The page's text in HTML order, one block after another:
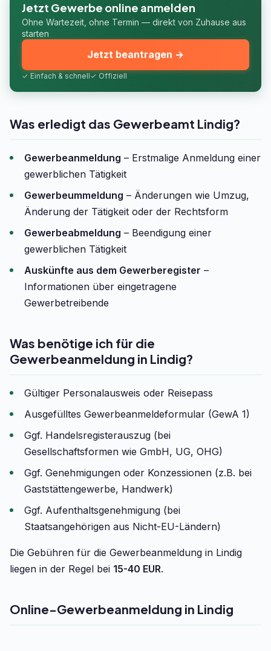
Jetzt Gewerbe online anmelden
Ohne Wartezeit, ohne Termin — direkt von Zuhause aus
starten
✓ Einfach & schnell✓ Offiziell
Jetzt beantragen →
Was erledigt das Gewerbeamt Lindig?
Gewerbeanmeldung – Erstmalige Anmeldung einer
gewerblichen Tätigkeit
Gewerbeummeldung – Änderungen wie Umzug,
Änderung der Tätigkeit oder der Rechtsform
Gewerbeabmeldung – Beendigung einer
gewerblichen Tätigkeit
Auskünfte aus dem Gewerberegister –
Informationen über eingetragene
Gewerbetreibende
Was benötige ich für die
Gewerbeanmeldung in Lindig?
Gültiger Personalausweis oder Reisepass
Ausgefülltes Gewerbeanmeldeformular (GewA 1)
Ggf. Handelsregisterauszug (bei
Gesellschaftsformen wie GmbH, UG, OHG)
Ggf. Genehmigungen oder Konzessionen (z.B. bei
Gaststättengewerbe, Handwerk)
Ggf. Aufenthaltsgenehmigung (bei
Staatsangehörigen aus Nicht-EU-Ländern)
Die Gebühren für die Gewerbeanmeldung in Lindig
liegen in der Regel bei 15-40 EUR.
Online-Gewerbeanmeldung in Lindig